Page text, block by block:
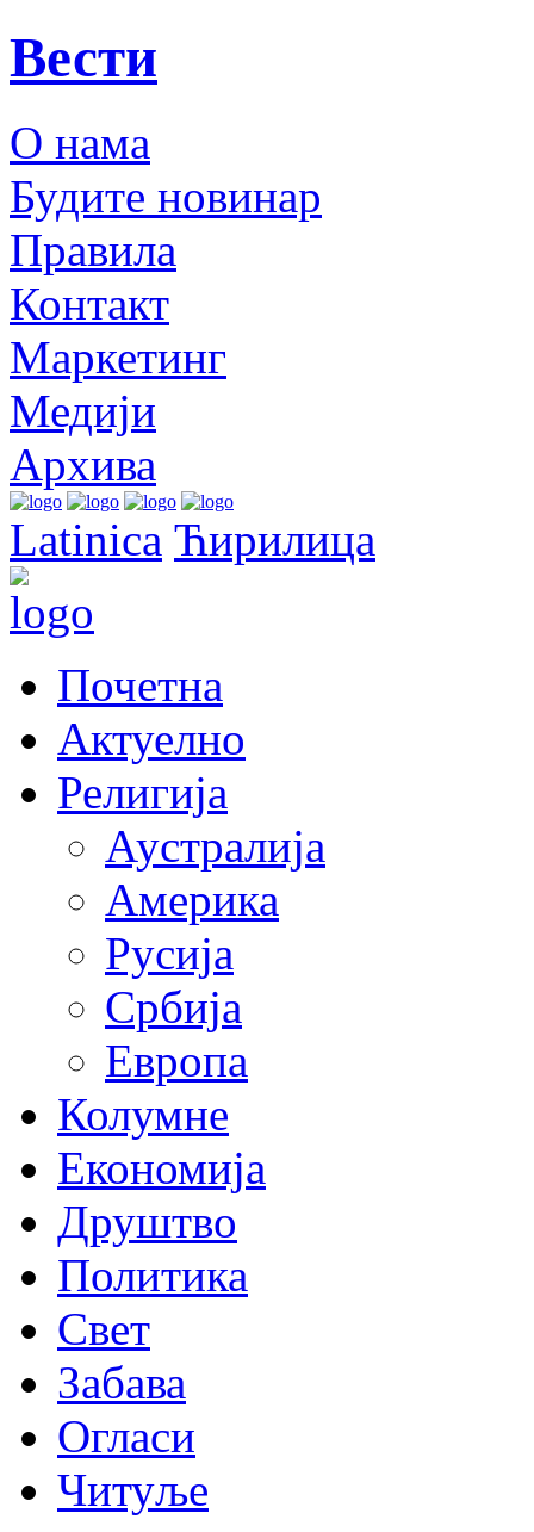
Вести
О нама
Будите новинар
Правила
Контакт
Маркетинг
Медији
Архива
Latinica Ћирилица
Почетна
Актуелно
Религија
Аустралија
Америка
Русија
Србија
Европа
Колумне
Економија
Друштво
Политика
Свет
Забава
Огласи
Читуље